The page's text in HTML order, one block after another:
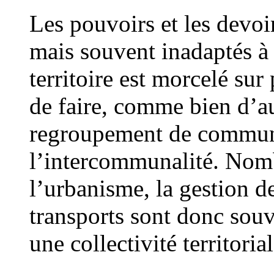
Les pouvoirs et les
mais souvent inadaptés
territoire est morcelé sur
de faire, comme bien
regroupement de
l’intercommunalité.
l’urbanisme, la gestion
transports sont donc
une collectivité